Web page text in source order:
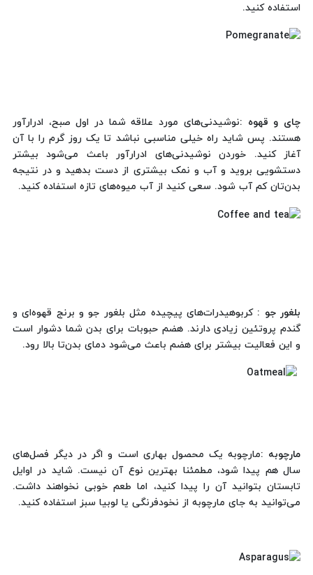
استفاده کنید.
چای و قهوه :نوشیدنی‌های مورد علاقه شما در اول صبح، ادرارآور
هستند. پس شاید راه خیلی مناسبی نباشد تا یک روز گرم را با آن
آغاز کنید. خوردن نوشیدنی‌های ادرارآور باعث می‌شود بیشتر
دستشویی بروید و آب و نمک بیشتری از دست بدهید و در نتیجه
بدن‌تان کم آب شود. سعی کنید از آب میوه‌های تازه استفاده کنید.
بلغور جو :کربوهیدرات‌های پیچیده مثل بلغور جو و برنج قهوه‌ای و
گندم پروتئین زیادی دارند. هضم حبوبات برای بدن شما دشوار است
و این فعالیت بیشتر برای هضم باعث می‌شود دمای بدن‌تا بالا رود.
مارچوبه :مارچوبه یک محصول بهاری است و اگر در دیگر فصل‌های
سال هم پیدا شود، مطمئنا بهترین نوع آن نیست. شاید در اوایل
تابستان بتوانید آن را پیدا کنید، اما طعم خوبی نخواهند داشت.
می‌توانید به جای مارچوبه از نخودفرنگی یا لوبیا سبز استفاده کنید.